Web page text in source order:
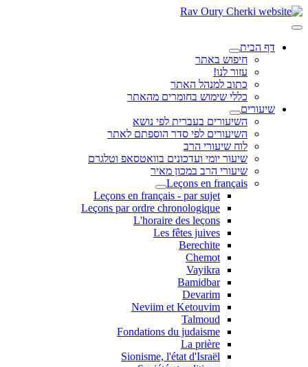
דף הבית
חיפוש באתר
עזור לנו!
כתוב למנהל האתר
כללי שימוש בחומרים מהאתר
שיעורים
השיעורים בעברית לפי נושא
השיעורים לפי סדר הוספתם לאתר
לוח שיעורי הרב
שיעור יומי ועדכונים בוואטסאפ וטלגרם
שיעורי הרב במכון מאיר
Leçons en français
Leçons en français - par sujet
Leçons par ordre chronologique
L'horaire des leçons
Les fêtes juives
Berechite
Chemot
Vayikra
Bamidbar
Devarim
Neviim et Ketouvim
Talmoud
Fondations du judaisme
La prière
Sionisme, l'état d'Israël